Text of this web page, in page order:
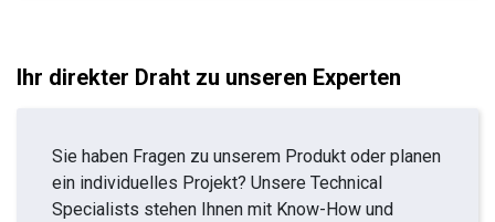
Ihr direkter Draht zu unseren Experten
Sie haben Fragen zu unserem Produkt oder planen
ein individuelles Projekt? Unsere Technical
Specialists stehen Ihnen mit Know-How und